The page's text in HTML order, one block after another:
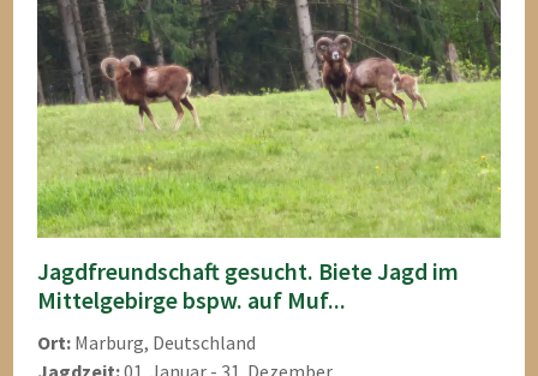
Jagdfreundschaft gesucht. Biete Jagd im
Mittelgebirge bspw. auf Muf...
Ort: Marburg, Deutschland